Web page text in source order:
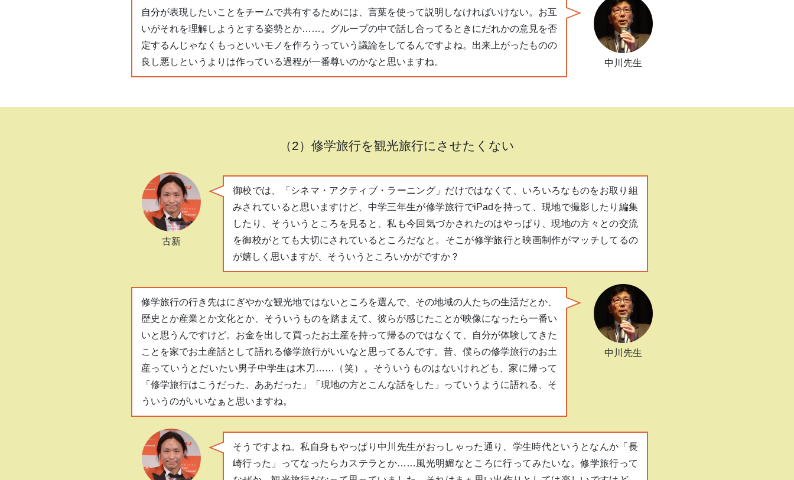
中川先生
自分が表現したいことをチームで共有するためには、言葉を使って説明しなければいけない。お互
いがそれを理解しようとする姿勢とか……。グループの中で話し合ってるときにだれかの意見を否
定するんじゃなくもっといいモノを作ろうっていう議論をしてるんですよね。出来上がったものの
良し悪しというよりは作っている過程が一番尊いのかなと思いますね。
（2）修学旅行を観光旅行にさせたくない
古新
御校では、「シネマ・アクティブ・ラーニング」だけではなくて、いろいろなものをお取り組
みされていると思いますけど、中学三年生が修学旅行でiPadを持って、現地で撮影したり編集
したり、そういうところを見ると、私も今回気づかされたのはやっぱり、現地の方々との交流
を御校がとても大切にされているところだなと。そこが修学旅行と映画制作がマッチしてるの
が嬉しく思いますが、そういうところいかがですか？
中川先生
修学旅行の行き先はにぎやかな観光地ではないところを選んで、その地域の人たちの生活だとか、
歴史とか産業とか文化とか、そういうものを踏まえて、彼らが感じたことが映像になったら一番い
いと思うんですけど。お金を出して買ったお土産を持って帰るのではなくて、自分が体験してきた
ことを家でお土産話として語れる修学旅行がいいなと思ってるんです。昔、僕らの修学旅行のお土
産っていうとだいたい男子中学生は木刀……（笑）。そういうものはないけれども、家に帰って
「修学旅行はこうだった、ああだった」「現地の方とこんな話をした」っていうように語れる、そ
ういうのがいいなぁと思いますね。
そうですよね。私自身もやっぱり中川先生がおっしゃった通り、学生時代というとなんか「長
崎行った」ってなったらカステラとか……風光明媚なところに行ってみたいな。修学旅行って